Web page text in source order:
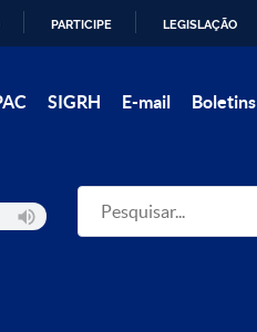
PARTICIPE LEGISLAÇÃO
SIGRH E-mail Boletins
Pesquisar